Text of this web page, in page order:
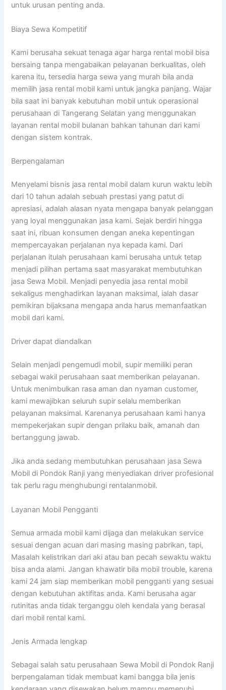
untuk urusan penting anda.
Biaya Sewa Kompetitif
Kami berusaha sekuat tenaga agar harga rental mobil bisa
bersaing tanpa mengabaikan pelayanan berkualitas, oleh
karena itu, tersedia harga sewa yang murah bila anda
memilih jasa rental mobil kami untuk jangka panjang. Wajar
bila saat ini banyak kebutuhan mobil untuk operasional
perusahaan di Tangerang Selatan yang menggunakan
layanan rental mobil bulanan bahkan tahunan dari kami
dengan sistem kontrak.
Berpengalaman
Menyelami bisnis jasa rental mobil dalam kurun waktu lebih
dari 10 tahun adalah sebuah prestasi yang patut di
apresiasi, adalah alasan nyata mengapa banyak pelanggan
yang loyal menggunakan jasa kami. Sejak berdiri hingga
saat ini, ribuan konsumen dengan aneka kepentingan
mempercayakan perjalanan nya kepada kami. Dari
perjalanan itulah perusahaan kami berusaha untuk tetap
menjadi pilihan pertama saat masyarakat membutuhkan
jasa Sewa Mobil. Menjadi penyedia jasa rental mobil
sekaligus menghadirkan layanan maksimal, ialah dasar
pemikiran bijaksana mengapa anda harus memanfaatkan
mobil dari kami.
Driver dapat diandalkan
Selain menjadi pengemudi mobil, supir memiliki peran
sebagai wakil perusahaan saat memberikan pelayanan.
Untuk menimbulkan rasa aman dan nyaman customer,
kami mewajibkan seluruh supir selalu memberikan
pelayanan maksimal. Karenanya perusahaan kami hanya
mempekerjakan supir dengan prilaku baik, amanah dan
bertanggung jawab.
Jika anda sedang membutuhkan perusahaan jasa Sewa
Mobil di Pondok Ranji yang menyediakan driver profesional
tak perlu ragu menghubungi rentalanmobil.
Layanan Mobil Pengganti
Semua armada mobil kami dijaga dan melakukan service
sesuai dengan acuan dari masing masing pabrikan, tapi,
Masalah kelistrikan dari aki atau ban pecah sewaktu waktu
bisa anda alami. Jangan khawatir bila mobil trouble, karena
kami 24 jam siap memberikan mobil pengganti yang sesuai
dengan kebutuhan aktifitas anda. Kami berusaha agar
rutinitas anda tidak terganggu oleh kendala yang berasal
dari mobil rental kami.
Jenis Armada lengkap
Sebagai salah satu perusahaan Sewa Mobil di Pondok Ranji
berpengalaman tidak membuat kami bangga bila jenis